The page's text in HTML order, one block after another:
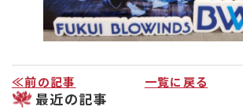
≪前の記事 一覧に戻る
最近の記事